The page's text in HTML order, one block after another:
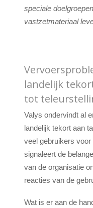
speciale
vastzetmateriaal
landelijk
tot
Valys ondervindt al
landelijk tekort aan
veel gebruikers
signaleert de
van de organisatie
reacties van de
Wat is er aan de